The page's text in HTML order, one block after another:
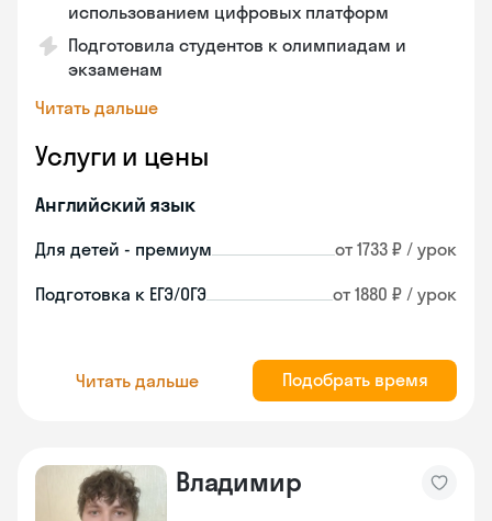
использованием цифровых платформ
Подготовила студентов к олимпиадам и
экзаменам
Читать дальше
Услуги и цены
Английский язык
Для детей - премиум от 1733 ₽ / урок
Подготовка к ЕГЭ/ОГЭ от 1880 ₽ / урок
Читать дальше Подобрать время
Владимир